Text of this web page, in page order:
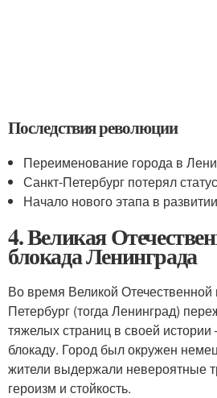
Последствия революции
Переименование города в
Санкт-Петербург потерял
Начало нового этапа в
4. Великая
блокада Ленинграда
Во время Великой
Петербург (тогда Ленинград)
тяжелых страниц в своей
блокаду. Город был окружен
жители выдержали невероятные
героизм и стойкость.